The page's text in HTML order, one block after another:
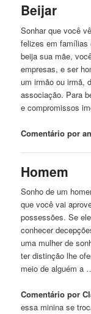
Beijar
Sonhar que você
felizes em famílias
beija sua mãe,
empresas, e ser
um irmão ou irmã,
associação. Para
e compromissos
Comentário por
Homem
Sonho de um
que você vai
possessões. Se
conhecer
uma mulher de
ter distinção lhe
meio de alguém a
Comentário por
essa minina se